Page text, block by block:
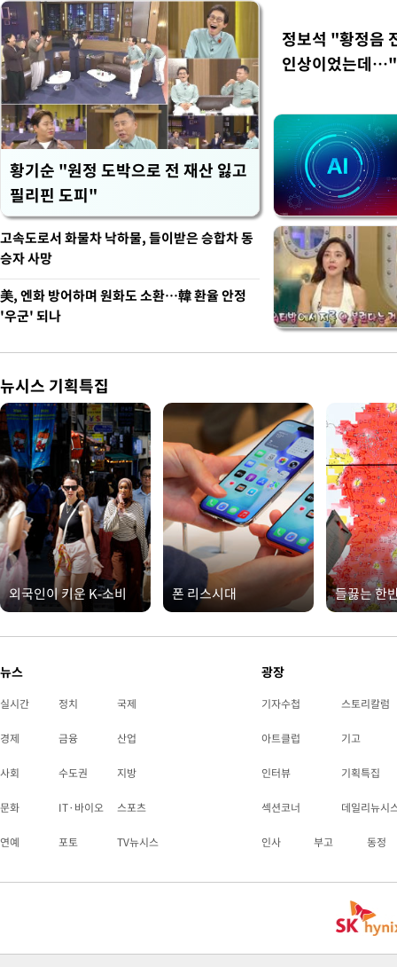
황기순 "원정 도박으로 전 재산 잃고
필리핀 도피"
정보석 "황정음
인상이었는데…"
고속도로서 화물차 낙하물, 들이받은 승합차 동
승자 사망
美, 엔화 방어하며 원화도 소환…韓 환율 안정
'우군' 되나
뉴시스 기획특집
외국인이 키운 K-소비 폰 리스시대 들끓는 한
뉴스
실시간 정치 국제
경제 금융 산업
사회 수도권 지방
문화 IT·바이오 스포츠
연예 포토 TV뉴시스
광장
기자수첩 스토리칼럼
아트클럽 기고
인터뷰 기획특집
섹션코너 데일리뉴시
인사 부고 동정